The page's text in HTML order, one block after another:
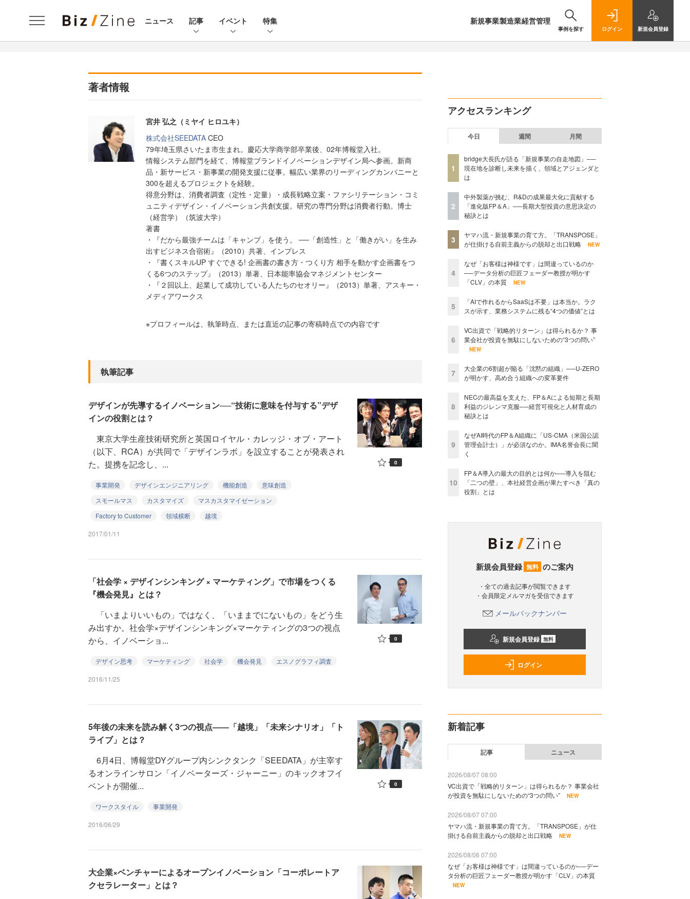
ニュース 記事 イベント 特集 新規事業製造業経営管理
事例を探す ログイン 新規会員登録
著者情報
宮井 弘之（ミヤイ ヒロユキ）
株式会社SEEDATACEO
79年埼玉県さいたま市生まれ。慶応大学商学部卒業後、02年博報堂入社。
情報システム部門を経て、博報堂ブランドイノベーションデザイン局へ参画。新商
品・新サービス・新事業の開発支援に従事。幅広い業界のリーディングカンパニーと
300を超えるプロジェクトを経験。
得意分野は、消費者調査（定性・定量）・成長戦略立案・ファシリテーション・コミ
ュニティデザイン・イノベーション共創支援。研究の専門分野は消費者行動。博士
（経営学）（筑波大学）
著書
・『だから最強チームは「キャンプ」を使う。 ──「創造性」と「働きがい」を生み
出すビジネス合宿術』（2010）共著、インプレス
・『書くスキルUP すぐできる! 企画書の書き方・つくり方 相手を動かす企画書をつ
くる6つのステップ』（2013）単著、日本能率協会マネジメントセンター
・『２回以上、起業して成功している人たちのセオリー』（2013）単著、アスキー・
メディアワークス
※プロフィールは、執筆時点、または直近の記事の寄稿時点での内容です
執筆記事
デザインが先導するイノベーション──“技術に意味を付与する”デザ
インの役割とは？
東京大学生産技術研究所と英国ロイヤル・カレッジ・オブ・アート
（以下、RCA）が共同で「デザインラボ」を設立することが発表され
た。提携を記念し、...
事業開発 デザインエンジニアリング 機能創造
意味創造
スモールマス
カスタマイズ
マスカスタマイゼーション
Factory to Customer
領域横断 越境
2017/01/11
0
「社会学 × デザインシンキング × マーケティング」で市場をつくる
『機会発見』とは？
「いまよりいいもの」ではなく、「いままでにないもの」をどう生
み出すか。社会学×デザインシンキング×マーケティングの3つの視点
から、イノベーショ...
デザイン思考 マーケティング 社会学 機会発見 エスノグラフィ調査
2016/11/25
0
5年後の未来を読み解く3つの視点――「越境」「未来シナリオ」「ト
ライブ」とは？
6月4日、博報堂DYグループ内シンクタンク「SEEDATA」が主宰す
るオンラインサロン「イノベーターズ・ジャーニー」のキックオフイ
ベントが開催...
ワークスタイル 事業開発
2016/06/29
0
大企業×ベンチャーによるオープンイノベーション「コーポレートア
クセラレーター」とは？
アクセスランキング
今日 週間 月間
1
bridge大長氏が語る「新規事業の自走地図」──
現在地を診断し未来を描く、領域とアジェンダと
は
2
中外製薬が挑む、R&Dの成果最大化に貢献する
「進化版FP＆A」──長期大型投資の意思決定の
秘訣とは
3
ヤマハ流・新規事業の育て方。「TRANSPOSE」
が仕掛ける自前主義からの脱却と出口戦略
NEW
4
なぜ「お客様は神様です」は間違っているのか
──データ分析の巨匠フェーダー教授が明かす
「CLV」の本質
NEW
5
「AIで作れるからSaaSは不要」は本当か。ラク
スが示す、業務システムに残る“4つの価値”とは
6
VC出資で「戦略的リターン」は得られるか？ 事
業会社が投資を無駄にしないための“3つの問い”
NEW
7
大企業の6割超が陥る「沈黙の組織」──U-ZERO
が明かす、高め合う組織への変革要件
8
NECの最高益を支えた、FP＆Aによる短期と長期
利益のジレンマ克服──経営可視化と人材育成の
秘訣とは
9
なぜAI時代のFP＆A組織に「US-CMA（米国公認
管理会計士）」が必須なのか。IMA名誉会長に聞
く
10
FP＆A導入の最大の目的とは何か──導入を阻む
「二つの壁」、本社経営企画が果たすべき「真の
役割」とは
新規会員登録 無料 のご案内
・全ての過去記事が閲覧できます
・会員限定メルマガを受信できます
メールバックナンバー
新規会員登録 無料
ログイン
新着記事
記事 ニュース
2026/08/07 08:00
VC出資で「戦略的リターン」は得られるか？ 事業会社
が投資を無駄にしないための“3つの問い”
NEW
2026/08/07 07:00
ヤマハ流・新規事業の育て方。「TRANSPOSE」が仕
掛ける自前主義からの脱却と出口戦略
NEW
2026/08/06 07:00
なぜ「お客様は神様です」は間違っているのか──デー
タ分析の巨匠フェーダー教授が明かす「CLV」の本質
NEW